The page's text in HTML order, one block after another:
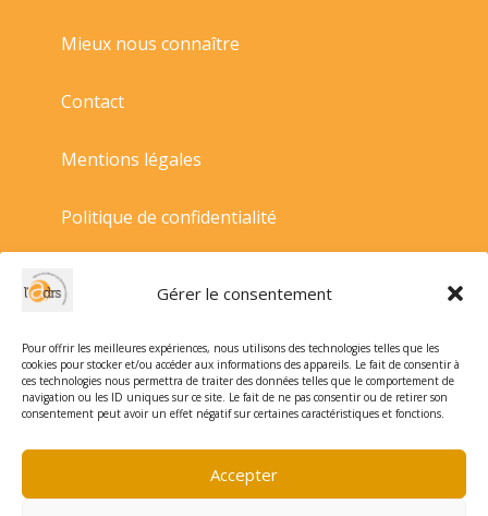
Gérer le consentement
Pour offrir les meilleures expériences, nous utilisons des technologies telles que les
cookies pour stocker et/ou accéder aux informations des appareils. Le fait de consentir à
ces technologies nous permettra de traiter des données telles que le comportement de
navigation ou les ID uniques sur ce site. Le fait de ne pas consentir ou de retirer son
consentement peut avoir un effet négatif sur certaines caractéristiques et fonctions.
Accepter
Mieux nous connaître
Contact
Mentions légales
Politique de confidentialité
Politique de cookies